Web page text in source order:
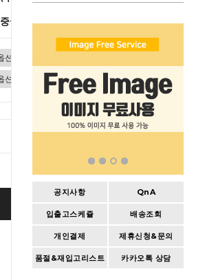
공지사항 QnA
입출고스케쥴 배송조회
개인결제 제휴신청&문의
품절&재입고리스트 카카오톡 상담
중국
Cart | Wishlist